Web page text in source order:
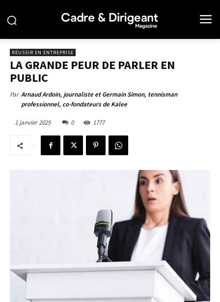
RÉUSSIR EN ENTREPRISE
LA GRANDE PEUR DE PARLER EN
PUBLIC
Par Arnaud Ardoin, journaliste et Germain Simon, tennisman
professionnel, co-fondateurs de Kalee
1 janvier 2025 0 1777